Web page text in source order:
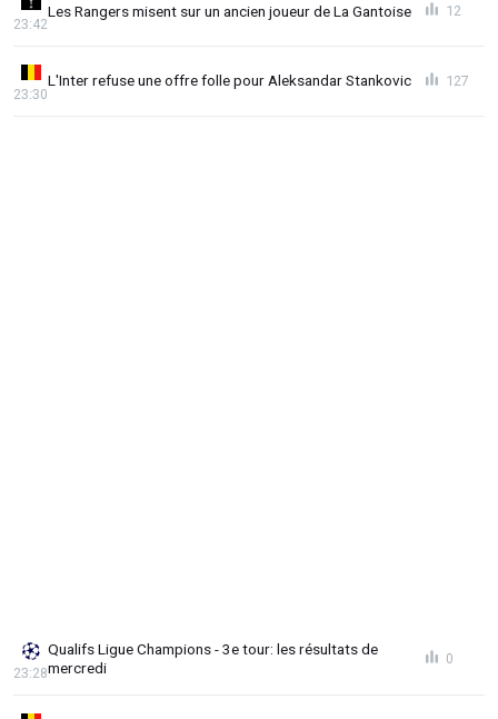
Les Rangers misent sur un ancien joueur de La Gantoise
23:42
12
L'Inter refuse une offre folle pour Aleksandar Stankovic
23:30
127
Qualifs Ligue Champions - 3e tour: les résultats de
mercredi
23:28
0